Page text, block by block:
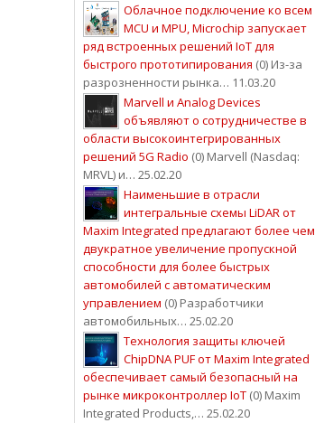
Облачное подключение ко всем
MCU и MPU, Microchip запускает
ряд встроенных решений IoT для
быстрого прототипирования (0) Из-за
разрозненности рынка… 11.03.20
Marvell и Analog Devices
объявляют о сотрудничестве в
области высокоинтегрированных
решений 5G Radio (0) Marvell (Nasdaq:
MRVL) и… 25.02.20
Наименьшие в отрасли
интегральные схемы LiDAR от
Maxim Integrated предлагают более чем
двукратное увеличение пропускной
способности для более быстрых
автомобилей с автоматическим
управлением (0) Разработчики
автомобильных… 25.02.20
Технология защиты ключей
ChipDNA PUF от Maxim Integrated
обеспечивает самый безопасный на
рынке микроконтроллер IoT (0) Maxim
Integrated Products,… 25.02.20